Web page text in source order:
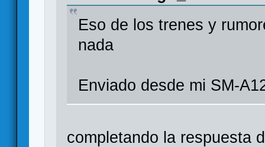
Eso de los trenes y
nada
Enviado desde mi SM-
completando la respuesta